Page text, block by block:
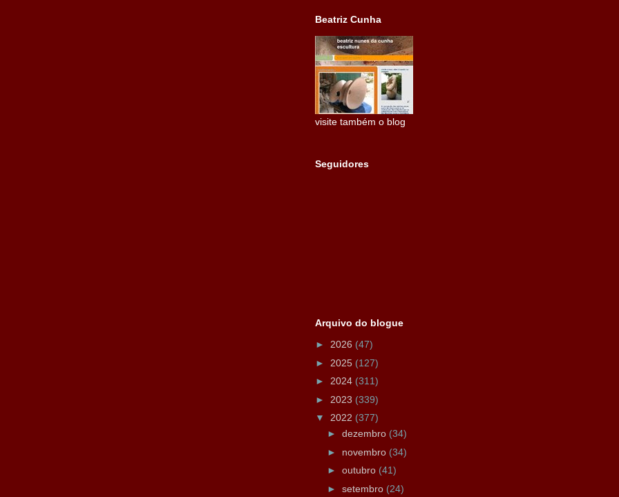
Beatriz Cunha
visite também o blog
Seguidores
Arquivo do blogue
► 2026 (47)
► 2025 (127)
► 2024 (311)
► 2023 (339)
▼ 2022 (377)
► dezembro (34)
► novembro (34)
► outubro (41)
► setembro (24)